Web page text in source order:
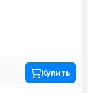
Купить